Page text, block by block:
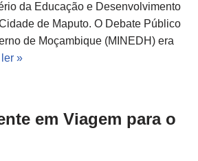
da Educação e Desenvolvimento
de Maputo. O Debate Público
de Moçambique (MINEDH) era
»
em Viagem para o